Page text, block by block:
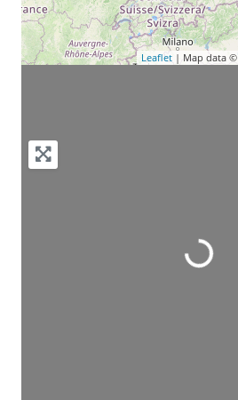
Leaflet | Map data ©
Wird geladen …